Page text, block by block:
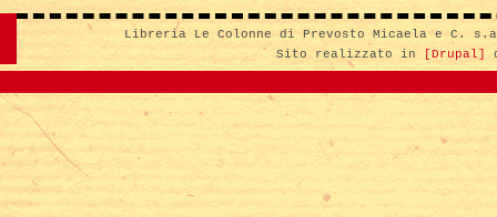
Libreria Le Colonne di Prevosto Micaela e C.
Sito realizzato in
[Drupal]